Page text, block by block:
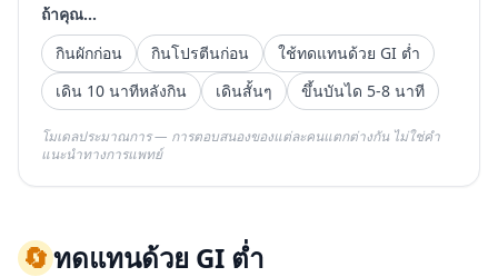
ถ้าคุณ...
กินผักก่อน
กินโปรตีนก่อน
ใช้ทดแทนด้วย GI ต่ำ
เดิน 10 นาทีหลังกิน
เดินสั้นๆ ขึ้นบันได 5-8 นาที
โมเดลประมาณการ — การตอบสนองของแต่ละคนแตกต่างกัน ไม่ใช่คำ
แนะนำทางการแพทย์
🔄ทดแทนด้วย GI ต่ำ